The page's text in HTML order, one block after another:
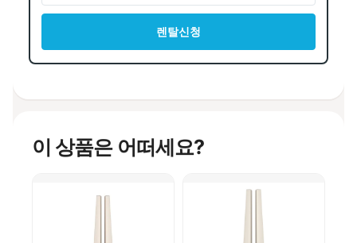
렌탈신청
이 상품은 어떠세요?